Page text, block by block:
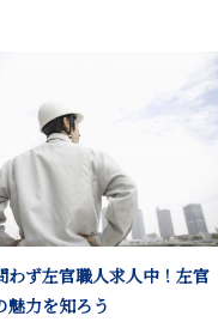
わず左官職人求人中！左官
魅力を知ろう